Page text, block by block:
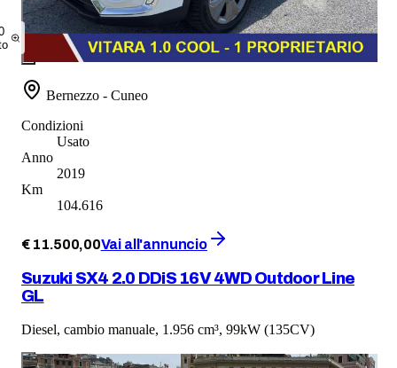
Bernezzo - Cuneo
Condizioni
Usato
Anno
2019
Km
104.616
€ 11.500,00Vai all'annuncio
Suzuki SX4 2.0 DDiS 16V 4WD Outdoor Line
GL
Diesel, cambio manuale, 1.956 cm³, 99kW (135CV)